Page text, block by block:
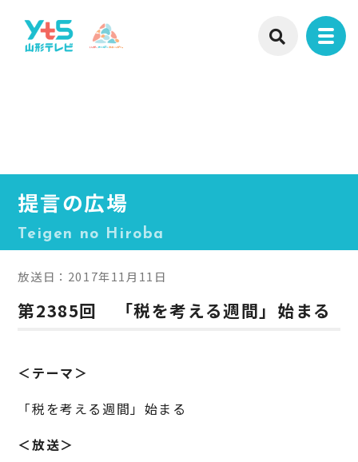
提言の広場
Teigen no Hiroba
放送日：2017年11月11日
第2385回 「税を考える週間」始まる
＜テーマ＞
「税を考える週間」始まる
＜放送＞